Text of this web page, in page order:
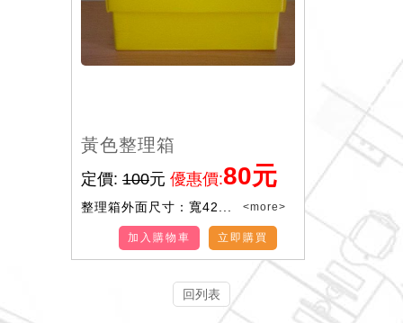
黃色整理箱
定價: 100元 優惠價:80元
整理箱外面尺寸：寬42... <more>
立即購買
加入購物車
回列表